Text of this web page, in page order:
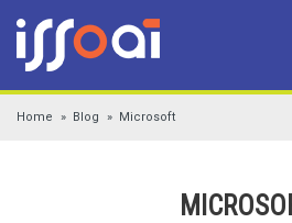
Home Blog Microsoft